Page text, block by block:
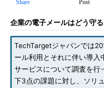
Share Post
企業の電子メールはどう守る
TechTargetジャパンでは
ール利用とそれに伴い導入
サービスについて調査を行
下3点の課題に対し、ソリ